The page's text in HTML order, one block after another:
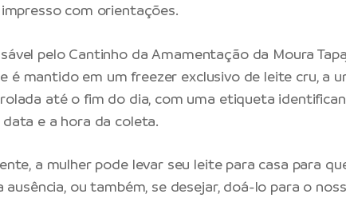
com orientações.
pelo Cantinho da Amamentação da Moura
é mantido em um freezer exclusivo de leite cru, a
até o fim do dia, com uma etiqueta
e a hora da coleta.
a mulher pode levar seu leite para casa para
ausência, ou também, se desejar, doá-lo para o